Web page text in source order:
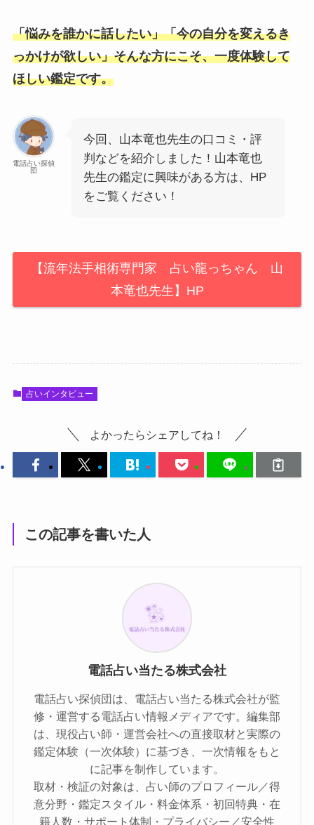
「悩みを誰かに話したい」「今の自分を変えるき
っかけが欲しい」そんな方にこそ、一度体験して
ほしい鑑定です。
電話占い探偵
団
今回、山本竜也先生の口コミ・評
判などを紹介しました！山本竜也
先生の鑑定に興味がある方は、HP
をご覧ください！
【流年法手相術専門家 占い龍っちゃん 山
本竜也先生】HP
占いインタビュー
よかったらシェアしてね！
この記事を書いた人
電話占い当たる株式会社
電話占い探偵団は、電話占い当たる株式会社が監
修・運営する電話占い情報メディアです。編集部
は、現役占い師・運営会社への直接取材と実際の
鑑定体験（一次体験）に基づき、一次情報をもと
に記事を制作しています。
取材・検証の対象は、占い師のプロフィール／得
意分野・鑑定スタイル・料金体系・初回特典・在
籍人数・サポート体制・プライバシー／安全性